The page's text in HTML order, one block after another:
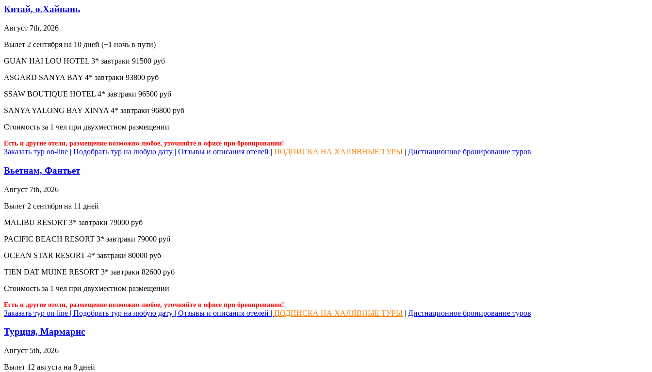
Китай, о.Хайнань
Август 7th, 2026
Вылет 2 сентября на 10 дней (+1 ночь в пути)
GUAN HAI LOU HOTEL 3* завтраки 91500 руб
ASGARD SANYA BAY 4* завтраки 93800 руб
SSAW BOUTIQUE HOTEL 4* завтраки 96500 руб
SANYA YALONG BAY XINYA 4* завтраки 96800 руб
Стоимость за 1 чел при двухместном размещении
Есть и другие отели, размещение возможно любое, уточняйте в офисе при бронировании!
Заказать тур on-line | Подобрать тур на любую дату | Отзывы и описания отелей | ПОДПИСКА НА ХАЛЯВНЫЕ ТУРЫ | Дистнационное бронирование туров
Вьетнам, Фантьет
Август 7th, 2026
Вылет 2 сентября на 11 дней
MALIBU RESORT 3* завтраки 79000 руб
PACIFIC BEACH RESORT 3* завтраки 79000 руб
OCEAN STAR RESORT 4* завтраки 80000 руб
TIEN DAT MUINE RESORT 3* завтраки 82600 руб
Стоимость за 1 чел при двухместном размещении
Есть и другие отели, размещение возможно любое, уточняйте в офисе при бронировании!
Заказать тур on-line | Подобрать тур на любую дату | Отзывы и описания отелей | ПОДПИСКА НА ХАЛЯВНЫЕ ТУРЫ | Дистнационное бронирование туров
Турция, Мармарис
Август 5th, 2026
Вылет 12 августа на 8 дней